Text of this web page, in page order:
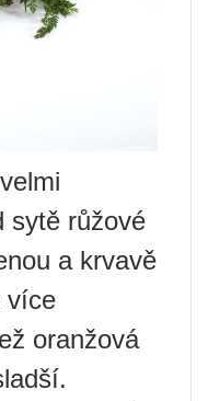
sytě růžové
a krvavě
více
oranžová